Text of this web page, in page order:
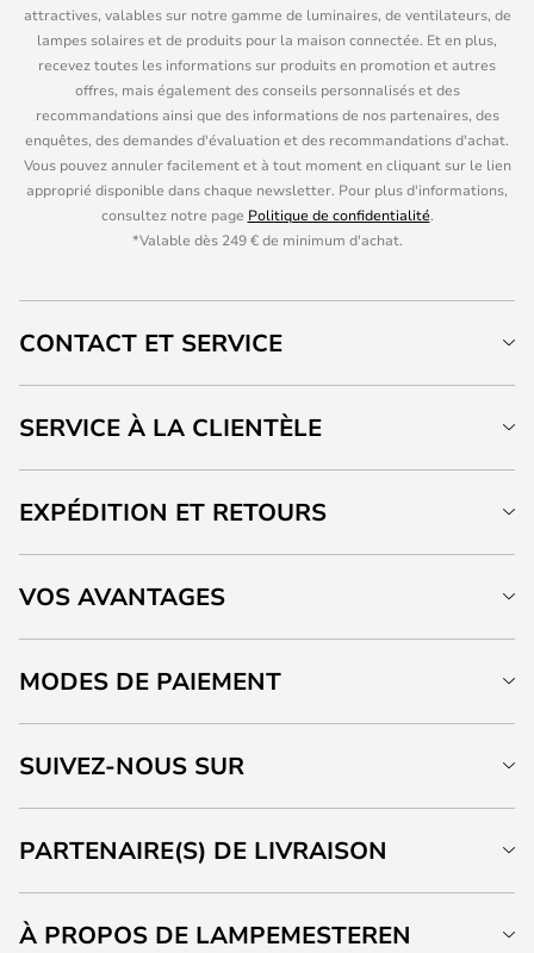
attractives, valables sur notre gamme de luminaires, de ventilateurs, de
lampes solaires et de produits pour la maison connectée. Et en plus,
recevez toutes les informations sur produits en promotion et autres
offres, mais également des conseils personnalisés et des
recommandations ainsi que des informations de nos partenaires, des
enquêtes, des demandes d'évaluation et des recommandations d'achat.
Vous pouvez annuler facilement et à tout moment en cliquant sur le lien
approprié disponible dans chaque newsletter. Pour plus d'informations,
consultez notre page Politique de confidentialité.
*Valable dès 249 € de minimum d'achat.
CONTACT ET SERVICE
SERVICE À LA CLIENTÈLE
EXPÉDITION ET RETOURS
VOS AVANTAGES
MODES DE PAIEMENT
SUIVEZ-NOUS SUR
PARTENAIRE(S) DE LIVRAISON
À PROPOS DE LAMPEMESTEREN